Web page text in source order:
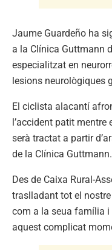
Jaume Guardeño ha
a la Clínica Guttmann
especialitzat en
lesions neurològiques
El ciclista alacantí
l’accident patit mentre
serà tractat a partir
de la Clínica Guttmann.
Des de Caixa Rural-
traslladant tot el
com a la seua família i
aquest complicat